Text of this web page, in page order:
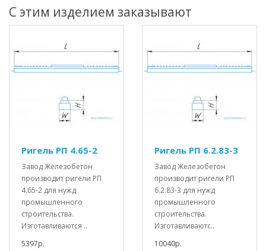
С этим изделием заказывают
Ригель РП 4.65-2
Завод Железобетон
производит ригели РП
4.65-2 для нужд
промышленного
строительства.
Изготавливаются ..
5397р.
Ригель РП 6.2.83-3
Завод Железобетон
производит ригели РП
6.2.83-3 для нужд
промышленного
строительства.
Изготавливаютс..
10040р.